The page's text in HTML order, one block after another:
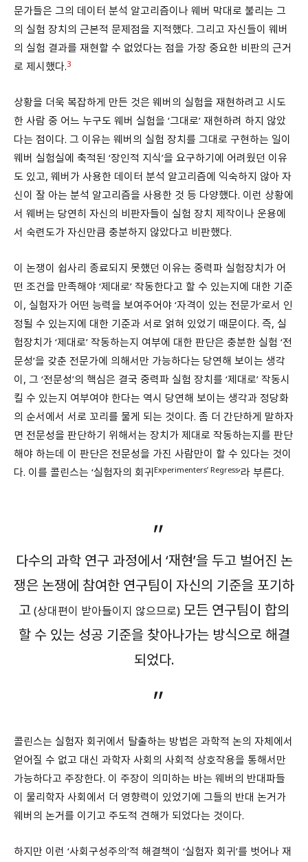
문가들은 그의 데이터 분석 알고리즘이나 웨버 막대로 불리는 그
의 실험 장치의 근본적 문제점을 지적했다. 그리고 자신들이 웨버
의 실험 결과를 재현할 수 없었다는 점을 가장 중요한 비판의 근거
로 제시했다.3
상황을 더욱 복잡하게 만든 것은 웨버의 실험을 재현하려고 시도
한 사람 중 어느 누구도 웨버 실험을 ‘그대로’ 재현하려 하지 않았
다는 점이다. 그 이유는 웨버의 실험 장치를 그대로 구현하는 일이
웨버 실험실에 축적된 ‘장인적 지식’을 요구하기에 어려웠던 이유
도 있고, 웨버가 사용한 데이터 분석 알고리즘에 익숙하지 않아 자
신이 잘 아는 분석 알고리즘을 사용한 것 등 다양했다. 이런 상황에
서 웨버는 당연히 자신의 비판자들이 실험 장치 제작이나 운용에
서 숙련도가 자신만큼 충분하지 않았다고 비판했다.
이 논쟁이 쉽사리 종료되지 못했던 이유는 중력파 실험장치가 어
떤 조건을 만족해야 ‘제대로’ 작동한다고 할 수 있는지에 대한 기준
이, 실험자가 어떤 능력을 보여주어야 ‘자격이 있는 전문가’로서 인
정될 수 있는지에 대한 기준과 서로 얽혀 있었기 때문이다. 즉, 실
험장치가 ‘제대로’ 작동하는지 여부에 대한 판단은 충분한 실험 ‘전
문성’을 갖춘 전문가에 의해서만 가능하다는 당연해 보이는 생각
이, 그 ‘전문성’의 핵심은 결국 중력파 실험 장치를 ‘제대로’ 작동시
킬 수 있는지 여부여야 한다는 역시 당연해 보이는 생각과 정당화
의 순서에서 서로 꼬리를 물게 되는 것이다. 좀 더 간단하게 말하자
면 전문성을 판단하기 위해서는 장치가 제대로 작동하는지를 판단
해야 하는데 이 판단은 전문성을 가진 사람만이 할 수 있다는 것이
다. 이를 콜린스는 ‘실험자의 회귀Experimenters’ Regress‘라 부른다.
다수의 과학 연구 과정에서 ‘재현’을 두고 벌어진 논
쟁은 논쟁에 참여한 연구팀이 자신의 기준을 포기하
고(상대편이 받아들이지 않으므로) 모든 연구팀이 합의
할 수 있는 성공 기준을 찾아나가는 방식으로 해결
되었다.
콜린스는 실험자 회귀에서 탈출하는 방법은 과학적 논의 자체에서
얻어질 수 없고 대신 과학자 사회의 사회적 상호작용을 통해서만
가능하다고 주장한다. 이 주장이 의미하는 바는 웨버의 반대파들
이 물리학자 사회에서 더 영향력이 있었기에 그들의 반대 논거가
웨버의 논거를 이기고 주도적 견해가 되었다는 것이다.
하지만 이런 ‘사회구성주의’적 해결책이 ‘실험자 회귀’를 벗어나 재